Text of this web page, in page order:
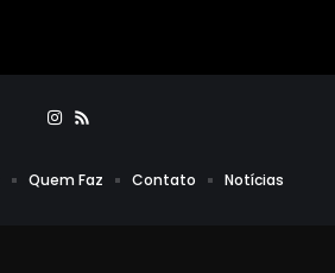
Quem Faz Contato Notícias